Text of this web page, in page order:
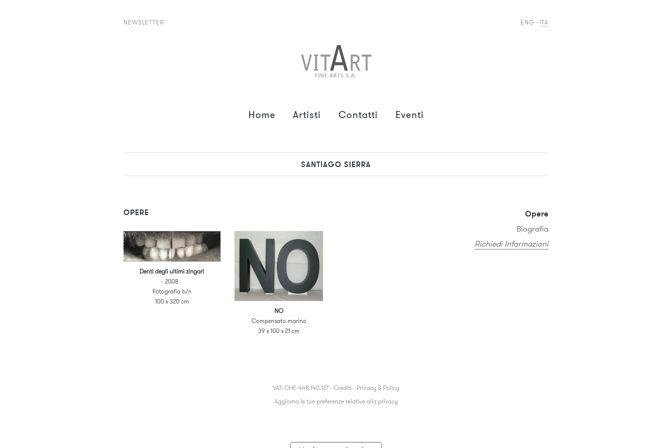
NEWSLETTER ITA
ENG
Home Artisti Contatti Eventi
SANTIAGO SIERRA
Opere
Biografia
Richiedi Informazioni
OPERE
Denti degli ultimi zingari
2008
Fotografia b/n
100 x 320 cm
NO
Compensato marino
39 x 100 x 21 cm
VAT: CHE-448.140.127 - Crediti - Privacy & Policy
Aggiorna le tue preferenze relative alla privacy